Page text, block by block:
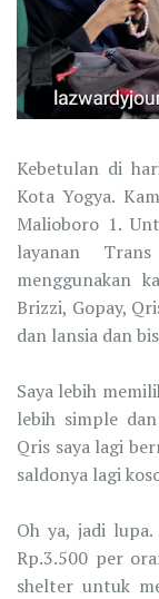
Kebetulan di
Kota Yogya.
Malioboro 1.
layanan
menggunakan
Brizzi, Gopay,
dan lansia dan
Saya lebih
lebih simple
Qris saya lagi
saldonya lagi
Oh ya, jadi
Rp.3.500 per
shelter untuk